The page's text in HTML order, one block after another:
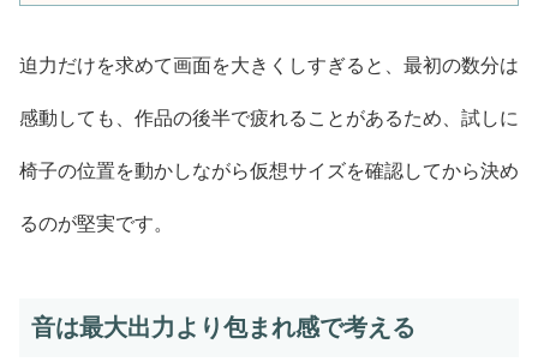
迫力だけを求めて画面を大きくしすぎると、最初の数分は
感動しても、作品の後半で疲れることがあるため、試しに
椅子の位置を動かしながら仮想サイズを確認してから決め
るのが堅実です。
音は最大出力より包まれ感で考える